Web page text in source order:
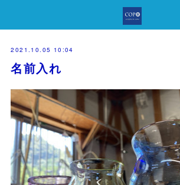
2021.10.05 10:04
名前入れ